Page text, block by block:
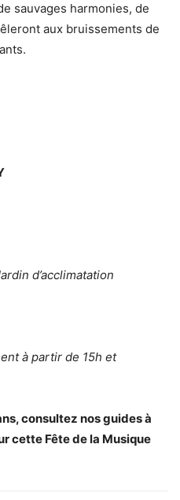
sauvages harmonies, de
aux bruissements de
d’acclimatation
à partir de 15h et
consultez nos guides à
cette Fête de la Musique